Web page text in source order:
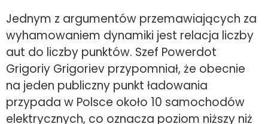
Jednym z argumentów przemawiających za
wyhamowaniem dynamiki jest relacja liczby
aut do liczby punktów. Szef Powerdot
Grigoriy Grigoriev przypomniał, że obecnie
na jeden publiczny punkt ładowania
przypada w Polsce około 10 samochodów
elektrycznych, co oznacza poziom niższy niż